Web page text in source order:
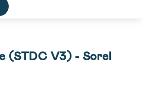
(STDC V3) - Sorel